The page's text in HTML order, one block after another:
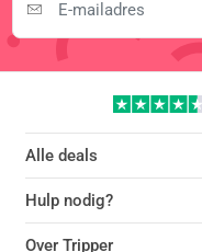
Alle deals
Hulp nodig?
Over Tripper